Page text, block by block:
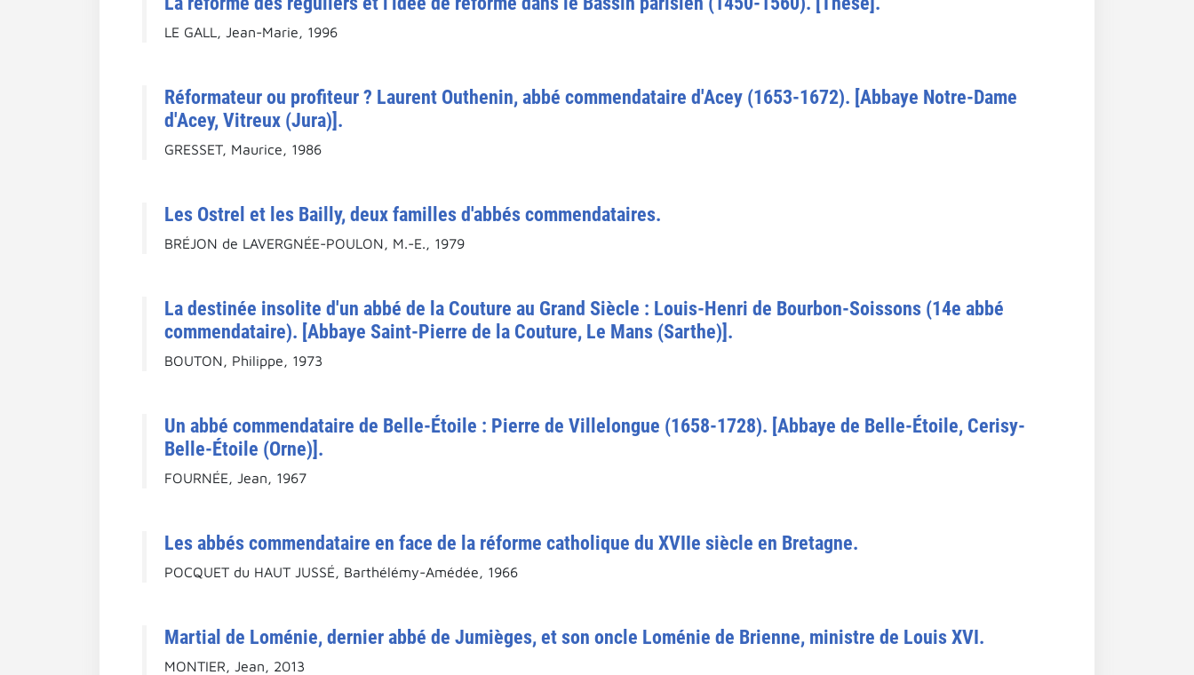
LE GALL, Jean-Marie, 1996
Réformateur ou profiteur ? Laurent Outhenin, abbé commendataire d'Acey (1653-1672). [Abbaye Notre-Dame
d'Acey, Vitreux (Jura)].
GRESSET, Maurice, 1986
Les Ostrel et les Bailly, deux familles d'abbés commendataires.
BRÉJON de LAVERGNÉE-POULON, M.-E., 1979
La destinée insolite d'un abbé de la Couture au Grand Siècle : Louis-Henri de Bourbon-Soissons (14e abbé
commendataire). [Abbaye Saint-Pierre de la Couture, Le Mans (Sarthe)].
BOUTON, Philippe, 1973
Un abbé commendataire de Belle-Étoile : Pierre de Villelongue (1658-1728). [Abbaye de Belle-Étoile, Cerisy-
Belle-Étoile (Orne)].
FOURNÉE, Jean, 1967
Les abbés commendataire en face de la réforme catholique du XVIIe siècle en Bretagne.
POCQUET du HAUT JUSSÉ, Barthélémy-Amédée, 1966
Martial de Loménie, dernier abbé de Jumièges, et son oncle Loménie de Brienne, ministre de Louis XVI.
MONTIER, Jean, 2013